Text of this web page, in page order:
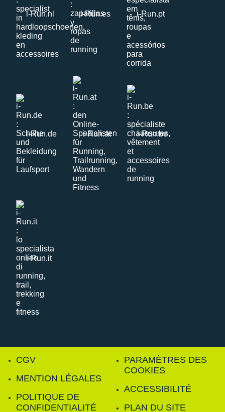
i-Run.nl i-Run.es i-Run.pt
i-Run.de i-Run.at i-Run.be
i-Run.it
CGV
MENTION LÉGALES
POLITIQUE DE
CONFIDENTIALITÉ
PARAMÈTRES DES
COOKIES
ACCESSIBILITÉ
PLAN DU SITE